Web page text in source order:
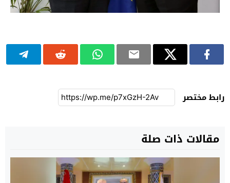
رابط مختصر
مقالات ذات صلة